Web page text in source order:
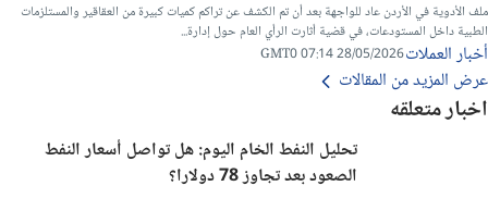
ملف الأدوية في الأردن عاد للواجهة بعد أن تم الكشف عن تراكم كميات كبيرة من العقاقير والمستلزمات
الطبية داخل المستودعات، في قضية أثارت الرأي العام حول إدارة...
أخبار العملات28/05/2026 07:14 GMT0
عرض المزيد من المقالات
اخبار متعلقه
تحليل النفط الخام اليوم: هل تواصل أسعار النفط
الصعود بعد تجاوز 78 دولارا؟